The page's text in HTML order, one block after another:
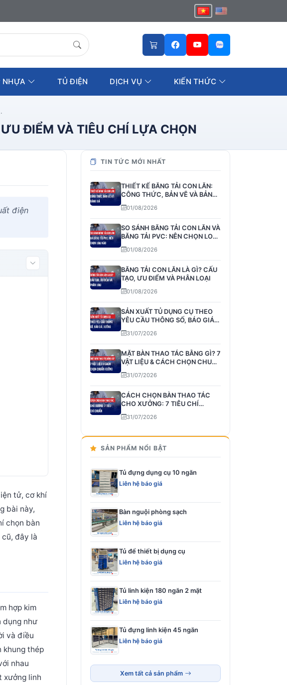
NHỰA TỦ ĐIỆN DỊCH VỤ KIẾN THỨC
ĐIỂM VÀ TIÊU CHÍ LỰA CHỌN
điện
tử, cơ khí
bài này,
chọn bàn
đây là
hợp kim
dụng như
và điều
khung thép
nhau
xưởng linh
TIN TỨC MỚI NHẤT
THIẾT KẾ BĂNG TẢI CON LĂN:
CÔNG THỨC, BẢN VẼ VÀ BẢNG
GIÁ
01/08/2026
SO SÁNH BĂNG TẢI CON LĂN VÀ
BĂNG TẢI PVC: NÊN CHỌN LOẠI
NÀO
01/08/2026
BĂNG TẢI CON LĂN LÀ GÌ? CẤU
TẠO, ƯU ĐIỂM VÀ PHÂN LOẠI
01/08/2026
SẢN XUẤT TỦ DỤNG CỤ THEO
YÊU CẦU THÔNG SỐ, BÁO GIÁ,
XƯỞNG
31/07/2026
MẶT BÀN THAO TÁC BẰNG GÌ? 7
VẬT LIỆU & CÁCH CHỌN CHUẨN
XƯỞNG
31/07/2026
CÁCH CHỌN BÀN THAO TÁC
CHO XƯỞNG: 7 TIÊU CHÍ
CHUẨN
31/07/2026
SẢN PHẨM NỔI BẬT
Tủ đựng dụng cụ 10 ngăn
Liên hệ báo giá
Bàn nguội phòng sạch
Liên hệ báo giá
Tủ để thiết bị dụng cụ
Liên hệ báo giá
Tủ linh kiện 180 ngăn 2 mặt
Liên hệ báo giá
Tủ đựng linh kiện 45 ngăn
Liên hệ báo giá
Xem tất cả sản phẩm